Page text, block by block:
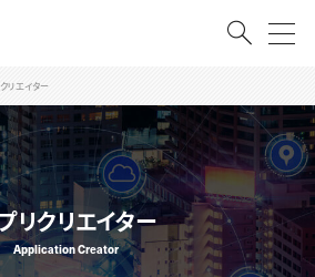
会員登録
す
リエイター
リクリエイター
Application Creator